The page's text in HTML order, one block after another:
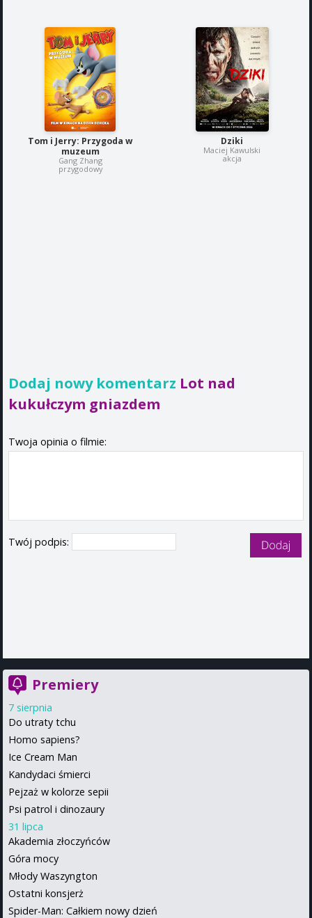
Tom i Jerry: Przygoda w
muzeum
Gang Zhang
przygodowy
Dziki
Maciej Kawulski
akcja
Dodaj nowy komentarz Lot nad
kukułczym gniazdem
Twoja opinia o filmie:
Twój podpis:
Premiery
7 sierpnia
Do utraty tchu
Homo sapiens?
Ice Cream Man
Kandydaci śmierci
Pejzaż w kolorze sepii
Psi patrol i dinozaury
31 lipca
Akademia złoczyńców
Góra mocy
Młody Waszyngton
Ostatni konsjerż
Spider-Man: Całkiem nowy dzień